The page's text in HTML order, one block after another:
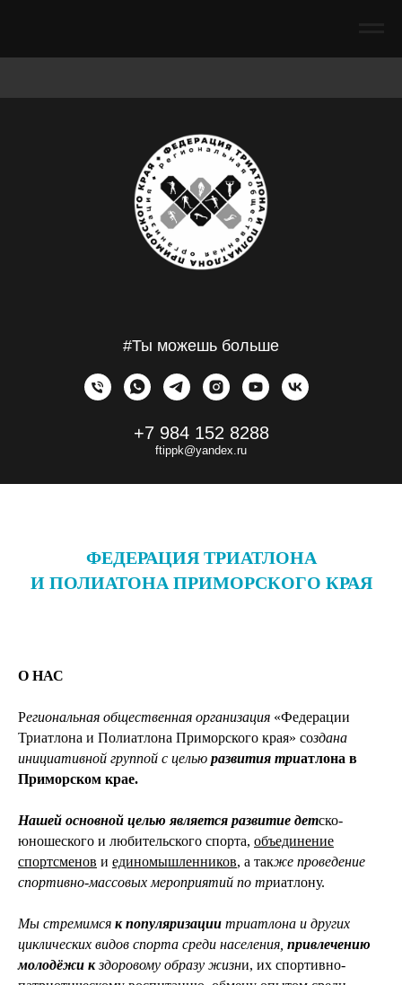
#Ты можешь больше
+7 984 152 8288
ftippk@yandex.ru
ФЕДЕРАЦИЯ ТРИАТЛОНА
И ПОЛИАТОНА ПРИМОРСКОГО КРАЯ
О НАС
Региональная общественная организация «Федерации
Триатлона и Полиатлона Приморского края» создана
инициативной группой с целью развития триатлона в
Приморском крае.
Нашей основной целью является развитие детско-
юношеского и любительского спорта, объединение
спортсменов и единомышленников, а также проведение
спортивно-массовых мероприятий по триатлону.
Мы стремимся к популяризации триатлона и других
циклических видов спорта среди населения, привлечению
молодёжи кздоровому образу жизни, их спортивно-